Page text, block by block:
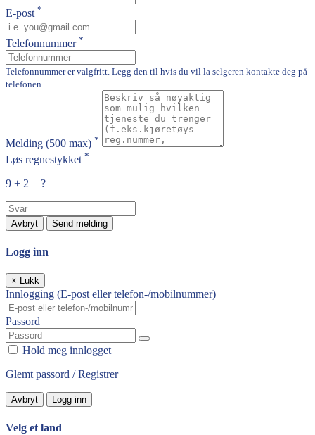
E-post *
Telefonnummer *
Telefonnummer er valgfritt. Legg den til hvis du vil la selgeren kontakte deg på
telefonen.
Melding (500 max) *
Løs regnestykket *
9 + 2 = ?
Avbryt Send melding
Logg inn
× Lukk
Innlogging (E-post eller telefon-/mobilnummer)
Passord
Hold meg innlogget
Glemt passord /Registrer
Avbryt Logg inn
Velg et land